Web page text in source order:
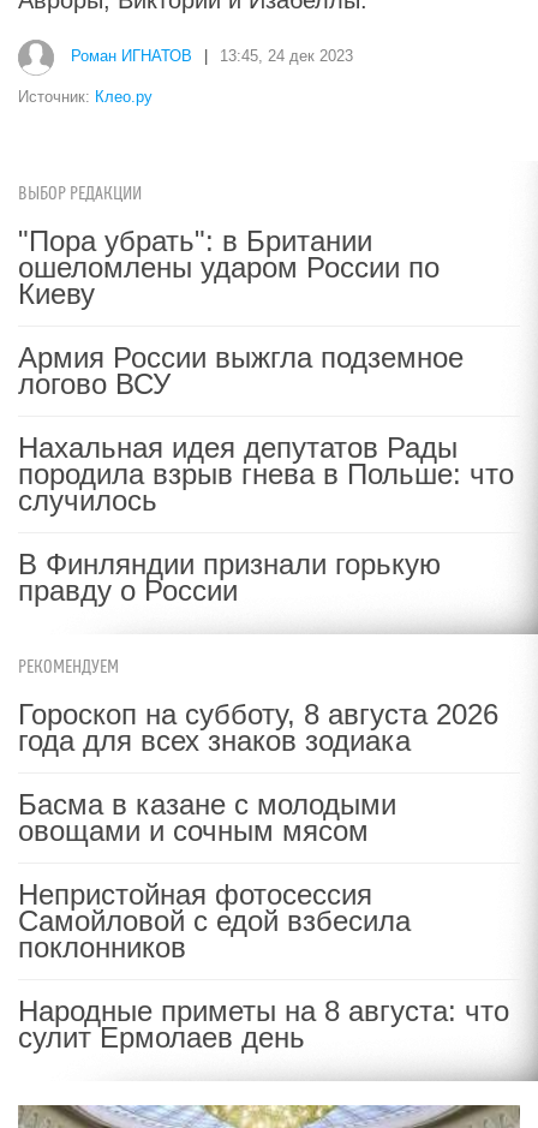
Роман ИГНАТОВ 13:45, 24 дек 2023
Источник: Клео.ру
ВЫБОР РЕДАКЦИИ
"Пора убрать": в Британии
ошеломлены ударом России по
Киеву
Армия России выжгла подземное
логово ВСУ
Нахальная идея депутатов Рады
породила взрыв гнева в Польше: что
случилось
В Финляндии признали горькую
правду о России
РЕКОМЕНДУЕМ
Гороскоп на субботу, 8 августа 2026
года для всех знаков зодиака
Басма в казане с молодыми
овощами и сочным мясом
Непристойная фотосессия
Самойловой с едой взбесила
поклонников
Народные приметы на 8 августа: что
сулит Ермолаев день